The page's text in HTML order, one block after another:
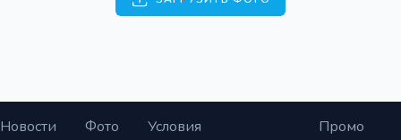
Новости Фото
Условия
Промо